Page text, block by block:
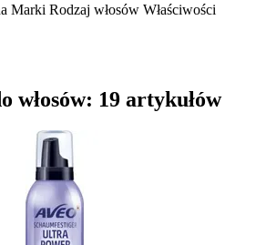
Marki Rodzaj włosów Właściwości
włosów: 19 artykułów